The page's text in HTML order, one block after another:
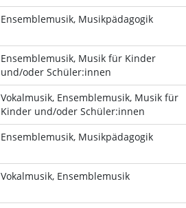
Ensemblemusik, Musikpädagogik
Ensemblemusik, Musik für Kinder
und/oder Schüler:innen
Vokalmusik, Ensemblemusik, Musik für
Kinder und/oder Schüler:innen
Ensemblemusik, Musikpädagogik
Vokalmusik, Ensemblemusik